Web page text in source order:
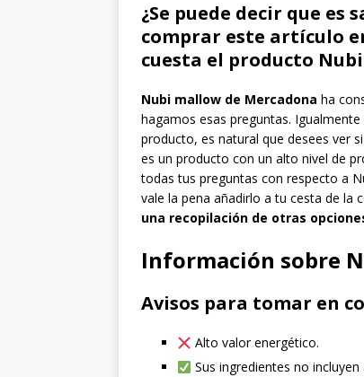
¿Se puede decir que es
comprar este artículo
cuesta el producto
Nubi mallow de Mercadona ha
hagamos esas preguntas.
producto, es natural que desees ver
es un producto con un alto nivel de
todas tus preguntas con respecto a
vale la pena añadirlo a tu cesta de
una recopilación de otras
Información sobre
Avisos para tomar en
Alto valor energético.
Sus ingredientes no